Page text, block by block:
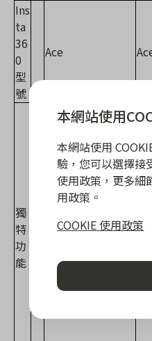
Ins
ta
36
0
型
號
Ace
獨
特
功
能
素感光元件 • 4K
4″ 翻轉觸控螢幕
聯
現
本網站使用
本網站使用
驗，您可以選擇接
使用政策，更多細
用政策。
COOKIE 使用政策